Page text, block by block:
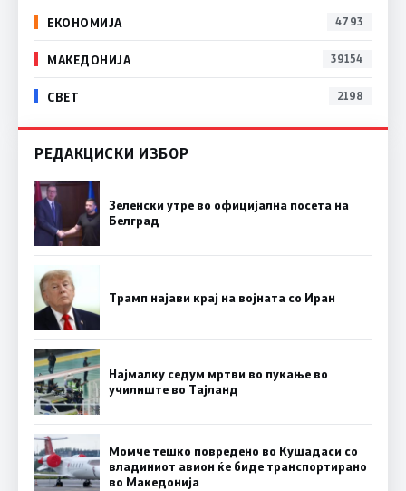
ЕКОНОМИЈА 4793
МАКЕДОНИЈА 39154
СВЕТ 2198
РЕДАКЦИСКИ ИЗБОР
Зеленски утре во официјална посета на
Белград
Трамп најави крај на војната со Иран
Најмалку седум мртви во пукање во
училиште во Тајланд
Момче тешко повредено во Кушадаси со
владиниот авион ќе биде транспортирано
во Македонија